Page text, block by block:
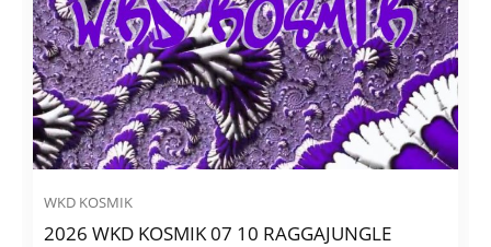
WKD KOSMIK
2026 WKD KOSMIK 07 10 RAGGAJUNGLE